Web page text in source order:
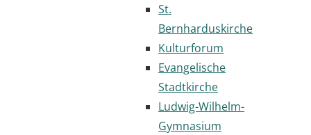
St.
Bernharduskirche
Kulturforum
Evangelische
Stadtkirche
Ludwig-Wilhelm-
Gymnasium